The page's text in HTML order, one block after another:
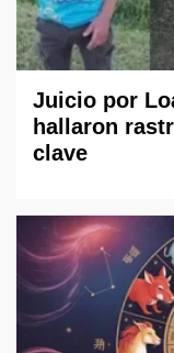
Juicio por
hallaron
clave